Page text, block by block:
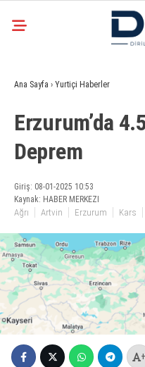
EKONOMI
SIYASET
SPOR
Ana Sayfa › Yurtiçi Haberler
Erzurum’da
Deprem
Giriş: 08-01-2025 10:53
Kaynak: HABER MERKEZI
Ağrı Artvin Erzurum Kars
+